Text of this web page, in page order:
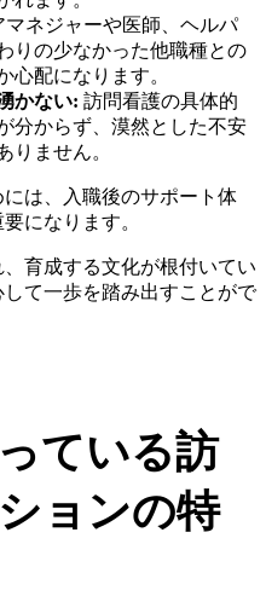
マネジャーや医師、ヘルパ
りの少なかった他職種との
心配になります。
かない: 訪問看護の具体的
分からず、漠然とした不安
りません。
は、入職後のサポート体
になります。
育成する文化が根付いてい
て一歩を踏み出すことがで
ている訪
ョンの特